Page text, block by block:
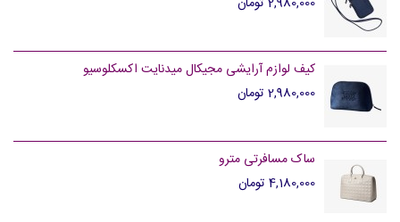
کیف لوازم آرایشی مجیکال میدنایت اکسکلوسیو
2,980,000 تومان
ساک مسافرتی مترو
4,180,000 تومان